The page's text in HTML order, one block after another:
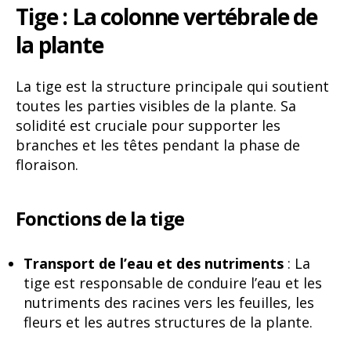
Tige : La colonne vertébrale de
la plante
La tige est la structure principale qui soutient
toutes les parties visibles de la plante. Sa
solidité est cruciale pour supporter les
branches et les têtes pendant la phase de
floraison.
Fonctions de la tige
Transport de l’eau et des nutriments : La
tige est responsable de conduire l’eau et les
nutriments des racines vers les feuilles, les
fleurs et les autres structures de la plante.